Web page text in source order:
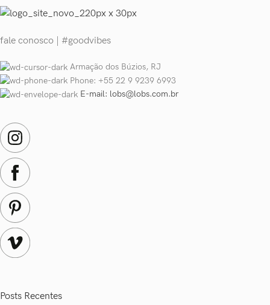
fale conosco | #goodvibes
Armação dos Búzios, RJ
Phone: +55 22 9 9239 6993
E-mail: lobs@lobs.com.br
Posts Recentes